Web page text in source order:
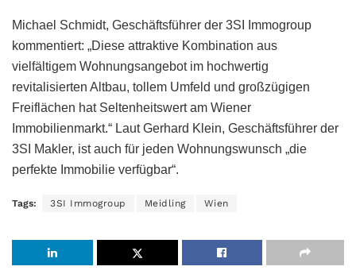
Michael Schmidt, Geschäftsführer der 3SI Immogroup
kommentiert: „Diese attraktive Kombination aus
vielfältigem Wohnungsangebot im hochwertig
revitalisierten Altbau, tollem Umfeld und großzügigen
Freiflächen hat Seltenheitswert am Wiener
Immobilienmarkt.“ Laut Gerhard Klein, Geschäftsführer der
3SI Makler, ist auch für jeden Wohnungswunsch „die
perfekte Immobilie verfügbar“.
Tags: 3SI Immogroup Meidling Wien